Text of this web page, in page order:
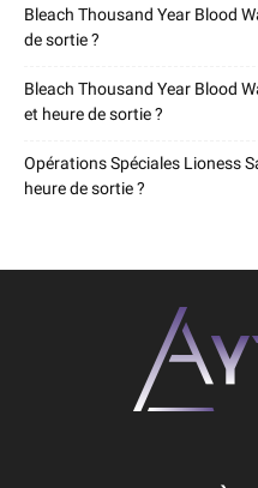
Bleach Thousand Year Blood
de sortie ?
Bleach Thousand Year Blood
et heure de sortie ?
Opérations Spéciales Lioness
heure de sortie ?